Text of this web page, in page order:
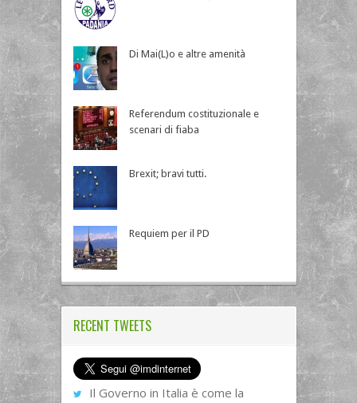
Di Mai(L)o e altre amenità
Referendum costituzionale e
scenari di fiaba
Brexit; bravi tutti.
Requiem per il PD
RECENT TWEETS
Il Governo in Italia è come la